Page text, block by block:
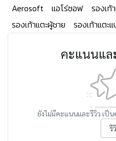
Aerosoft แอโร่ซอฟ รองเท้
รองเท้าแตะผู้ชาย
รองเท้าแตะ
คะแนนแล
ยังไม่มีคะแนนและรีวิว เป็
รี